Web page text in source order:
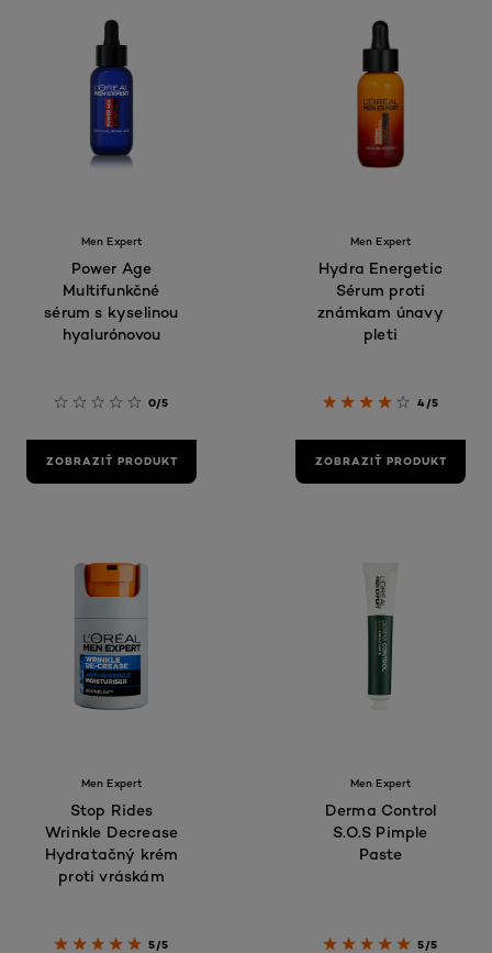
Men Expert
Power Age
Multifunkčné
sérum s kyselinou
hyalurónovou
0/5
ZOBRAZIŤ PRODUKT
Men Expert
Hydra Energetic
Sérum proti
známkam únavy
pleti
4/5
ZOBRAZIŤ PRODUKT
Men Expert
Stop Rides
Wrinkle Decrease
Hydratačný krém
proti vráskám
5/5
Men Expert
Derma Control
S.O.S Pimple
Paste
5/5